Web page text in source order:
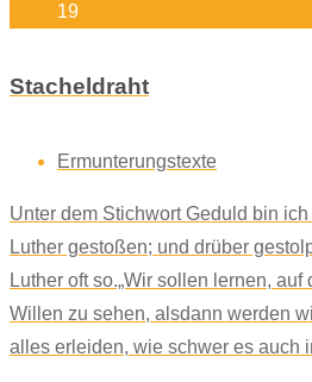
19
Stacheldraht
Ermunterungstexte
Unter dem Stichwort Geduld bin
Luther gestoßen; und drüber
Luther oft so.„Wir sollen lernen, auf
Willen zu sehen, alsdann werden
alles erleiden, wie schwer es auch